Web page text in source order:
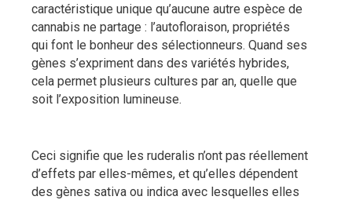
caractéristique unique qu’aucune autre espèce de
cannabis ne partage : l’autofloraison, propriétés
qui font le bonheur des sélectionneurs. Quand ses
gènes s’expriment dans des variétés hybrides,
cela permet plusieurs cultures par an, quelle que
soit l’exposition lumineuse.
Ceci signifie que les ruderalis n’ont pas réellement
d’effets par elles-mêmes, et qu’elles dépendent
des gènes sativa ou indica avec lesquelles elles